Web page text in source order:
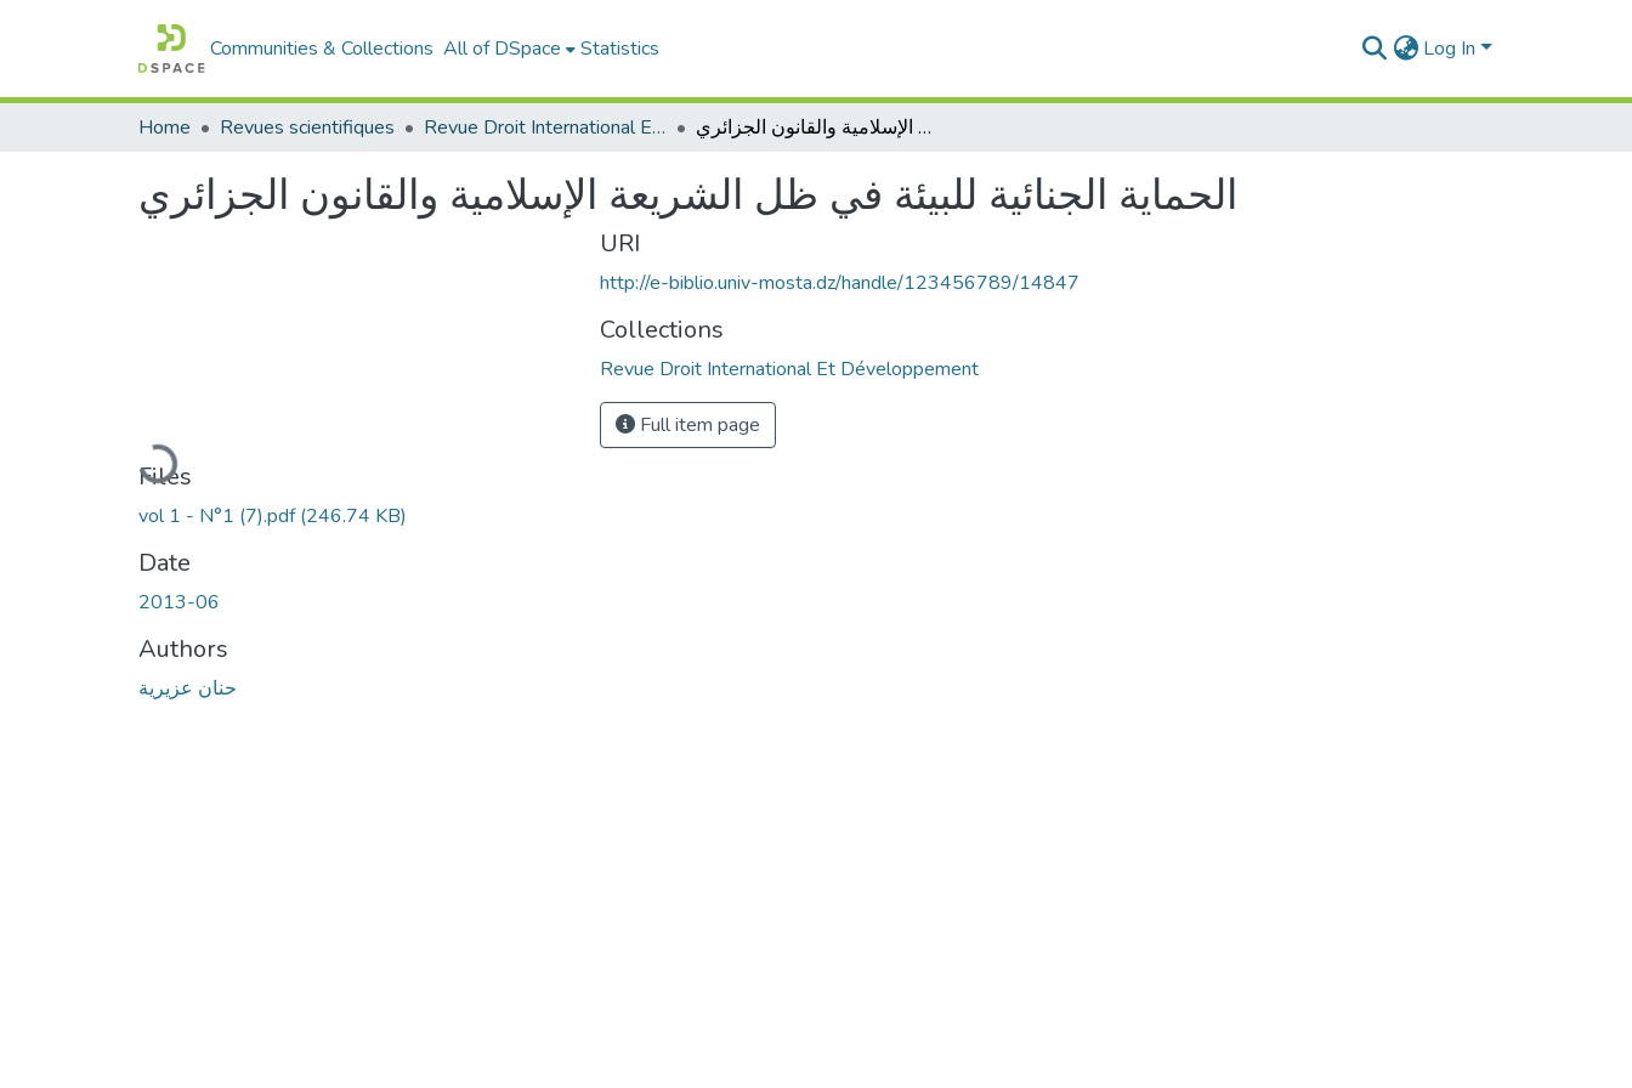
Communities & Collections All of DSpace Statistics Log In
Home Revues scientifiques Revue Droit International Et Développement الحماية الجنائية للبيئة في ظل الشريعة الإسلامية والقانون الجزائري
الحماية الجنائية للبيئة في ظل الشريعة الإسلامية والقانون الجزائري
Loading...
Files
vol 1 - N°1 (7).pdf(246.74 KB)
Date
2013-06
Authors
حنان عزيرية
URI
http://e-biblio.univ-mosta.dz/handle/123456789/14847
Collections
Revue Droit International Et Développement
Full item page